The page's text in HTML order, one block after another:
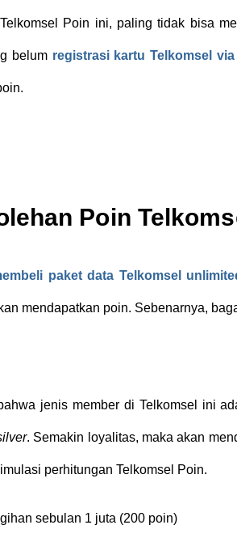
Poin ini, paling tidak bisa
belum registrasi kartu Telkomsel via
Poin
paket data Telkomsel
mendapatkan poin. Sebenarnya,
jenis member di Telkomsel ini
. Semakin loyalitas, maka akan
perhitungan Telkomsel Poin.
sebulan 1 juta (200 poin)